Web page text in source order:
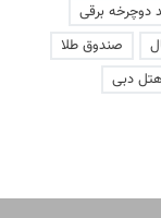
دوچرخه برقی
صندوق طلا
دبی